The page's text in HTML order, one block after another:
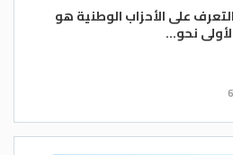
على الأحزاب الوطنية هو
نحو…